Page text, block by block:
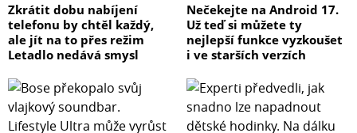
Zkrátit dobu nabíjení
telefonu by chtěl každý,
ale jít na to přes režim
Letadlo nedává smysl
Nečekejte na Android 17.
Už teď si můžete ty
nejlepší funkce vyzkoušet
i ve starších verzích